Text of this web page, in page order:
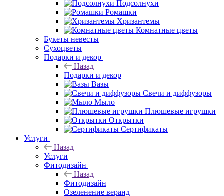
Подсолнухи
Ромашки
Хризантемы
Комнатные цветы
Букеты невесты
Сухоцветы
Подарки и декор
Назад
Подарки и декор
Вазы
Свечи и диффузоры
Мыло
Плюшевые игрушки
Открытки
Сертификаты
Услуги
Назад
Услуги
Фитодизайн
Назад
Фитодизайн
Озеленение веранд